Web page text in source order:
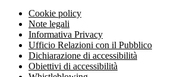
Cookie policy
Note legali
Informativa Privacy
Ufficio Relazioni con il Pubblico
Dichiarazione di accessibilità
Obiettivi di accessibilità